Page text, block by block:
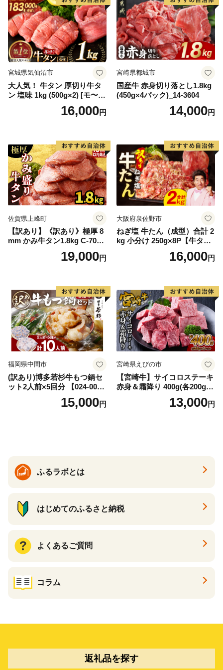
宮城県気仙沼市
大人気！ 牛タン 厚切り牛タ
ン 塩味 1kg (500g×2) [モ〜ラ
ンド 宮城県 気仙沼市 205646
60] 肉 牛肉 精肉 牛たん 牛タ
厚切り タン
16,000円
宮崎県都城市
国産牛 赤身切り落とし1.8kg
(450g×4パック)_14-3604
14,000円
佐賀県上峰町
【訳あり】《訳あり》極厚 8
mm かみ牛タン1.8kg C-709-
19,000円
大阪府泉佐野市
ねぎ塩 牛たん（成型）合計 2
kg 小分け 250g×8P【牛タン
牛肉 焼肉用 薄切り 訳あり サ
16,000円
福岡県中間市
(訳あり)博多若杉牛もつ鍋セ
ット2人前×5回分 【024-002
15,000円
宮崎県えびの市
【宮崎牛】サイコロステーキ
赤身＆霜降り 400g(各200g×
１P 計2P) 真空パック 冷凍
13,000円
ふるラボとは
はじめてのふるさと納税
よくあるご質問
コラム
返礼品を探す